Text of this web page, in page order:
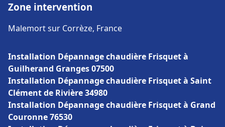
Zone intervention
Malemort sur Corrèze, France
Installation Dépannage chaudière Frisquet à
Guilherand Granges 07500
Installation Dépannage chaudière Frisquet à Saint
Clément de Rivière 34980
Installation Dépannage chaudière Frisquet à Grand
Couronne 76530